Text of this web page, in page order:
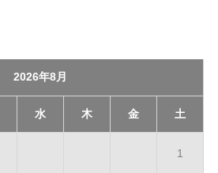
2026年8月
水 木 金 土
1